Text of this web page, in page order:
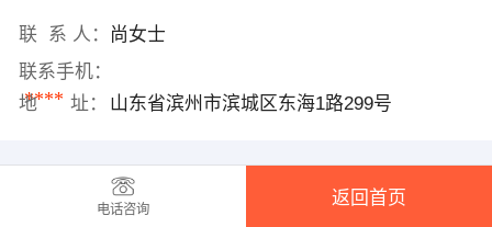
联 系 人：
尚女士
联系手机：
****
地 址： 山东省滨州市滨城区东海1路299号
电话咨询
返回首页